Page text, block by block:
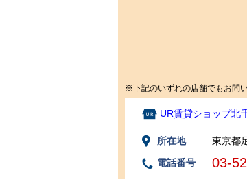
※下記のいずれの店舗でもお問
UR賃貸ショップ北
所在地
東京都
電話番号
03-